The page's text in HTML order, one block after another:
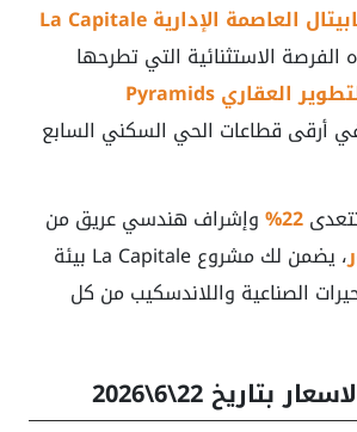
كمبوند لا كابيتال العاصمة الإدارية La Capitale
الفرصة الاستثنائية التي تطرحها
شركة بيراميدز للتطوير العقاري Pyramids
أرقى قطاعات الحي السكني السابع
22%
وإشراف هندسي عريق من
، يضمن لك مشروع La Capitale بيئة
الصناعية واللاندسكيب من كل
بتاريخ 22\6\2026